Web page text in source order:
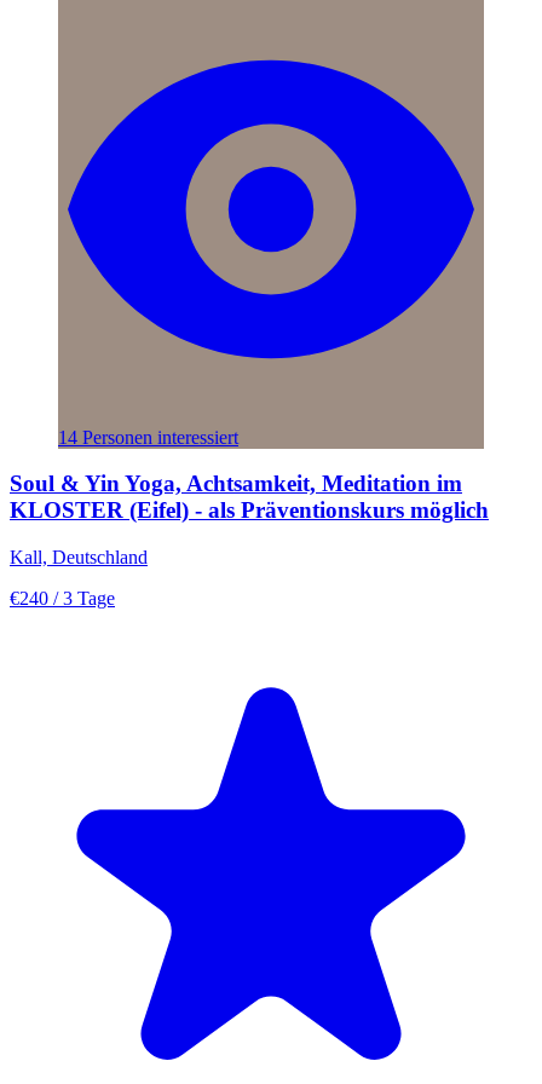
14 Personen interessiert
Soul & Yin Yoga, Achtsamkeit, Meditation im
KLOSTER (Eifel) - als Präventionskurs möglich
Kall, Deutschland
€240 / 3 Tage